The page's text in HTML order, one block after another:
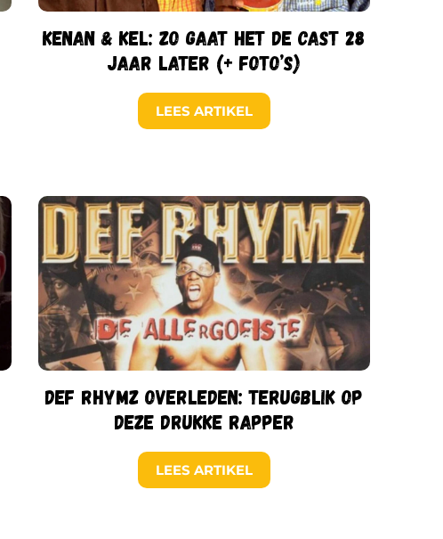
Kenan & Kel: zo gaat het de cast 28
jaar later (+ foto’s)
LEES ARTIKEL
Def Rhymz overleden: terugblik op
deze drukke rapper
LEES ARTIKEL